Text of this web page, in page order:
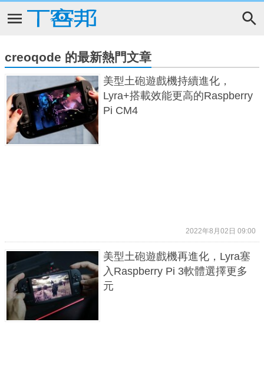
creoqode 的最新熱門文章
美型土砲遊戲機持續進化，
Lyra+搭載效能更高的Raspberry
Pi CM4
2022年8月02日 09:00
美型土砲遊戲機再進化，Lyra塞
入Raspberry Pi 3軟體選擇更多
元